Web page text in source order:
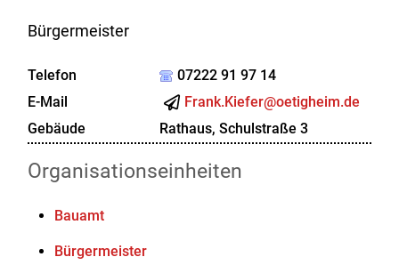
Bürgermeister
Telefon
07222 91 97 14
E-Mail
Frank.Kiefer@oetigheim.de
Gebäude
Rathaus, Schulstraße 3
Organisationseinheiten
Bauamt
Bürgermeister